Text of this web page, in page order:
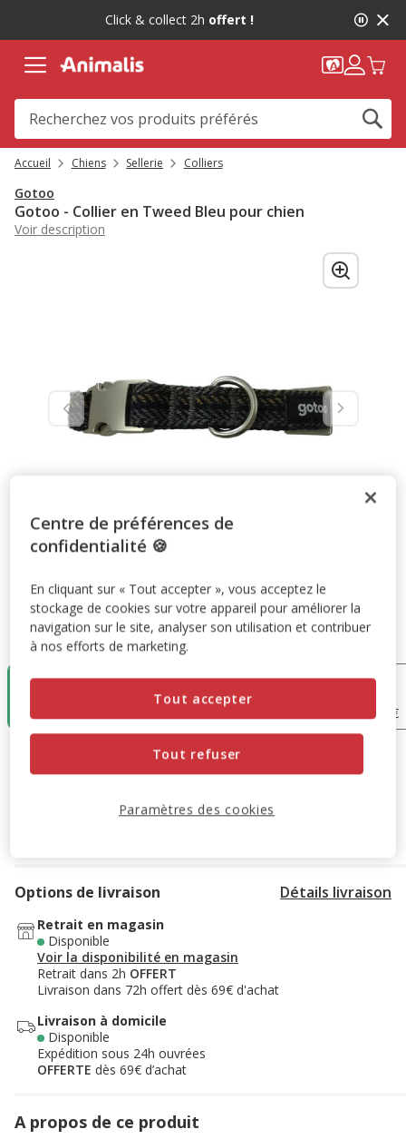
message,
Click & collect 2h offert !
Accueil Chiens Sellerie Colliers
Gotoo
Gotoo - Collier en Tweed Bleu pour chien
Voir description
Taille:XS
XS
14.99€
S
L
XL
18.99€
Ajouter au panier
Options de livraison Détails livraison
Retrait en magasin
Disponible
Voir la disponibilité en magasin
Retrait dans 2h OFFERT
Livraison dans 72h offert dès 69€ d'achat
Livraison à domicile
Disponible
Expédition sous 24h ouvrées
OFFERTE dès 69€ d’achat
A propos de ce produit
Centre de préférences de
confidentialité 🍪
En cliquant sur « Tout accepter », vous acceptez le
stockage de cookies sur votre appareil pour améliorer la
navigation sur le site, analyser son utilisation et contribuer
à nos efforts de marketing.
Tout refuser
Tout accepter
Paramètres des cookies